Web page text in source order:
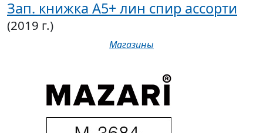
Зап. книжка А5+ лин спир ассорти
(2019 г.)
Магазины